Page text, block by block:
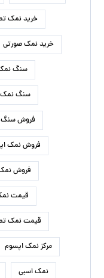
خرید نمک
خرید نمک صورتی
سنگ
سنگ نمک
فروش
فروش نمک
فروش
قیمت
قیمت نمک
مرکز نمک اپسوم
نمک اسبی